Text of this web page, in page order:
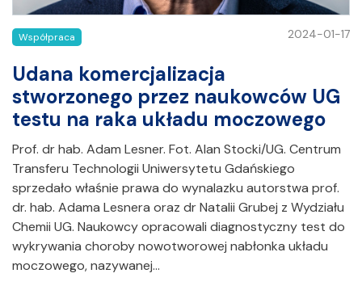
Współpraca 2024-01-17
Udana komercjalizacja
stworzonego przez naukowców UG
testu na raka układu moczowego
Prof. dr hab. Adam Lesner. Fot. Alan Stocki/UG. Centrum
Transferu Technologii Uniwersytetu Gdańskiego
sprzedało właśnie prawa do wynalazku autorstwa prof.
dr. hab. Adama Lesnera oraz dr Natalii Grubej z Wydziału
Chemii UG. Naukowcy opracowali diagnostyczny test do
wykrywania choroby nowotworowej nabłonka układu
moczowego, nazywanej…